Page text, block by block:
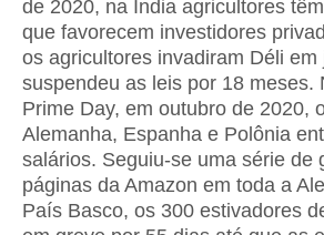
de 2020, na Índia agricultores
que favorecem investidores
os agricultores invadiram Déli
suspendeu as leis por 18
Prime Day, em outubro de 2020,
Alemanha, Espanha e Polônia
salários. Seguiu-se uma série de
páginas da Amazon em toda a
País Basco, os 300 estivadores